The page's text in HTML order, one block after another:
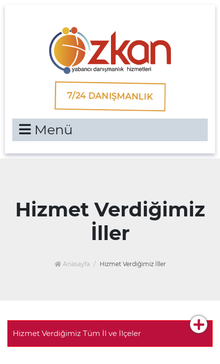
Menü
7/24 DANIŞMANLIK
Hizmet Verdiğimiz
İller
Anasayfa Hizmet Verdiğimiz İller
Hizmet Verdiğimiz Tüm İl ve İlçeler